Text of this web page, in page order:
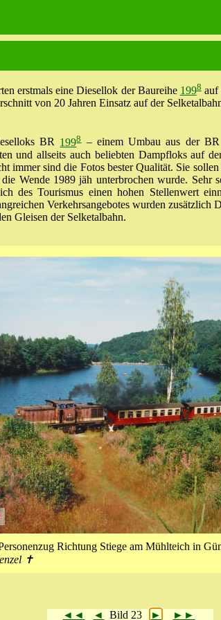
erstmals eine Diesellok der Baureihe 1998auf
von 20 Jahren Einsatz auf der
BR 1998– einem Umbau aus der BR
und allseits auch beliebten Dampfloks auf
immer sind die Fotos bester Qualität. Sie
Wende 1989 jäh unterbrochen wurde.
des Tourismus einen hohen Stellenwert
Verkehrsangebotes wurden zusätzlich
Gleisen der Selketalbahn.
Richtung Stiege am Mühlteich in
✝
◄◄ ◄ Bild 23 ► ►►